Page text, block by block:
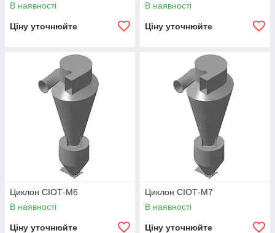
В наявності
Ціну уточнюйте
В наявності
Ціну уточнюйте
Циклон СІОТ-М6
В наявності
Ціну уточнюйте
Циклон СІОТ-М7
В наявності
Ціну уточнюйте